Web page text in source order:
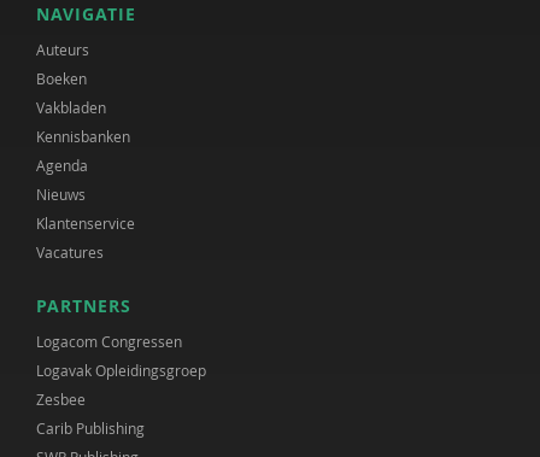
NAVIGATIE
Auteurs
Boeken
Vakbladen
Kennisbanken
Agenda
Nieuws
Klantenservice
Vacatures
PARTNERS
Logacom Congressen
Logavak Opleidingsgroep
Zesbee
Carib Publishing